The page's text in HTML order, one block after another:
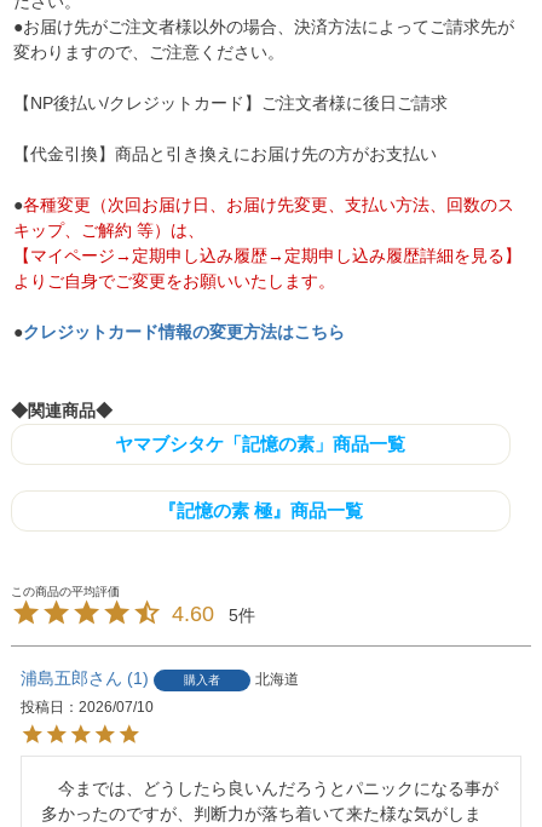
●お届け先がご注文者様以外の場合、決済方法によってご請求先が
変わりますので、ご注意ください。
【NP後払い/クレジットカード】ご注文者様に後日ご請求
【代金引換】商品と引き換えにお届け先の方がお支払い
●各種変更（次回お届け日、お届け先変更、支払い方法、回数のス
キップ、ご解約 等）は、
【マイページ→定期申し込み履歴→定期申し込み履歴詳細を見る】
よりご自身でご変更をお願いいたします。
●クレジットカード情報の変更方法はこちら
◆関連商品◆
ヤマブシタケ「記憶の素」商品一覧
『記憶の素 極』商品一覧
4.60 5
浦島五郎 1 購入者
北海道
投稿日
2026/07/10
今までは、どうしたら良いんだろうとパニックになる事が
多かったのですが、判断力が落ち着いて来た様な気がしま